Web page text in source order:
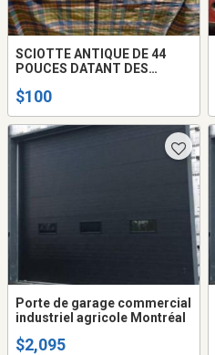
SCIOTTE ANTIQUE DE 44
POUCES DATANT DES
$100
Porte de garage commercial
industriel agricole Montréal
$2,095